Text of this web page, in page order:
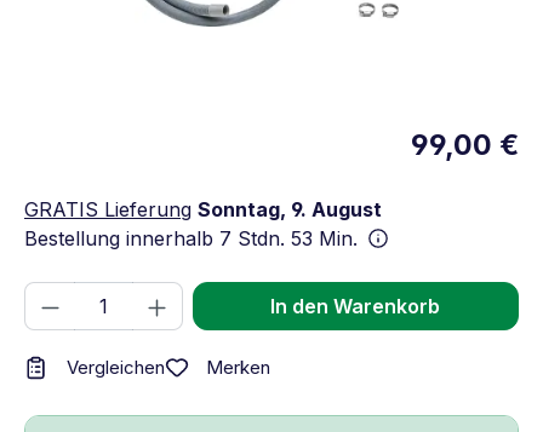
99,00 €
GRATIS Lieferung Sonntag, 9. August
Bestellung innerhalb 7 Stdn. 53 Min.
Produkt Anzahl: Gib den gewünschten
In den Warenkorb
Vergleichen Merken